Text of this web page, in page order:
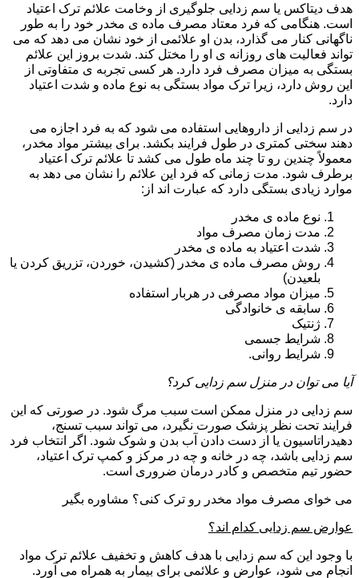
هدف دیتاکس یا سم زدایی جلوگیری از وخامت علائم ترک اعتیاد
است. هنگامی که فرد معتاد مصرف ماده ی مخدر خود را به طور
ناگهانی کنار می گذارد، بدن او علائمی از خود نشان می دهد که می
تواند فعالیت های روزانه ی او را مختل کند. شدت بروز این علائم
بستگی به میزان مصرف فرد دارد. هر کسی تجربه ی متفاوتی از
این روش دارد، زیرا ترک مواد بستگی به نوع ماده و شدت اعتیاد
دارد.
در سم زدایی از داروهایی استفاده می شود که به فرد اجازه می
دهند سختی کمتری در طول فرایند بکشد. برای بیشتر مواد مخدر،
معمولاً چندین رو تا چند ماه طول می کشد تا علائم ترک اعتیاد
برطرف شود. مدت زمانی که فرد این علائم را نشان می دهد به
موارد زیادی بستگی دارد که عبارت اند از:
نوع ماده ی مخدر
مدت زمان مصرف مواد
شدت اعتیاد به ماده ی مخدر
روش مصرف ماده ی مخدر (کشیدن، خوردن، تزریق کردن یا
بلعیدن)
میزان مواد مصرفی در هربار استفاده
سابقه ی خانوادگی
ژنتیک
شرایط جسمی
شرایط روانی.
آیا می توان در منزل سم زدایی کرد؟
سم زدایی در منزل ممکن است سبب مرگ شود. در صورتی که این
فرایند تحت نظر پزشک صورت نگیرد، می تواند سبب تسنج،
دهیدراتاسیون یا از دست دادن آب بدن و شوک شود. اگر انتخاب فرد
سم زدایی باشد، چه در خانه و چه در مرکز و کمپ ترک اعتیاد،
حضور تیم متخصص و کادر درمان ضروری است.
می خوای مصرف مواد مخدر رو ترک کنی؟ مشاوره بگیر
عوارض سم زدایی کدام اند؟
با وجود این که سم زدایی با هدف کاهش و تخفیف علائم ترک مواد
انجام می شود، عوارض و علائمی برای بیمار به همراه می آورد.